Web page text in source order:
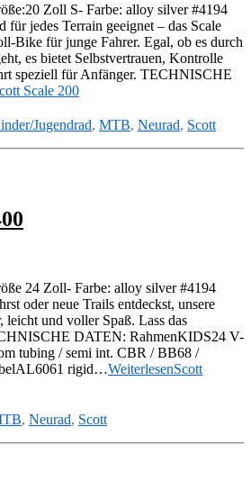
Zoll S- Farbe: alloy silver #4194
für jedes Terrain geeignet – das Scale
Bike für junge Fahrer. Egal, ob es durch
es bietet Selbstvertrauen, Kontrolle
speziell für Anfänger. TECHNISCHE
Scale 200
Jugendrad, MTB, Neurad, Scott
24 Zoll- Farbe: alloy silver #4194
oder neue Trails entdeckst, unsere
leicht und voller Spaß. Lass das
DATEN: RahmenKIDS24 V-
tubing / semi int. CBR / BB68 /
rigid…WeiterlesenScott
, Neurad, Scott